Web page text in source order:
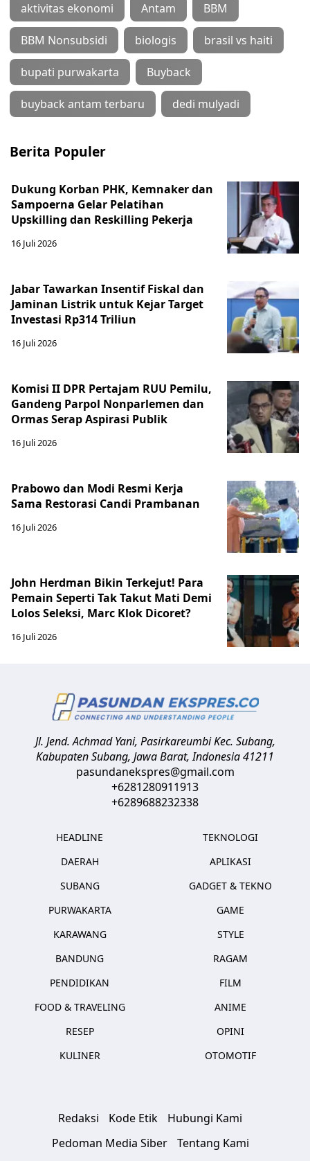
aktivitas ekonomi Antam BBM
BBM Nonsubsidi biologis brasil vs haiti
bupati purwakarta Buyback
buyback antam terbaru dedi mulyadi
Berita Populer
Dukung Korban PHK, Kemnaker dan
Sampoerna Gelar Pelatihan
Upskilling dan Reskilling Pekerja
16 Juli 2026
Jabar Tawarkan Insentif Fiskal dan
Jaminan Listrik untuk Kejar Target
Investasi Rp314 Triliun
16 Juli 2026
Komisi II DPR Pertajam RUU Pemilu,
Gandeng Parpol Nonparlemen dan
Ormas Serap Aspirasi Publik
16 Juli 2026
Prabowo dan Modi Resmi Kerja
Sama Restorasi Candi Prambanan
16 Juli 2026
John Herdman Bikin Terkejut! Para
Pemain Seperti Tak Takut Mati Demi
Lolos Seleksi, Marc Klok Dicoret?
16 Juli 2026
Jl. Jend. Achmad Yani, Pasirkareumbi Kec. Subang,
Kabupaten Subang, Jawa Barat,Indonesia41211
pasundanekspres@gmail.com
+6281280911913
+6289688232338
HEADLINE
DAERAH
SUBANG
PURWAKARTA
KARAWANG
BANDUNG
PENDIDIKAN
FOOD & TRAVELING
RESEP
KULINER
TEKNOLOGI
APLIKASI
GADGET & TEKNO
GAME
STYLE
RAGAM
FILM
ANIME
OPINI
OTOMOTIF
Redaksi Kode Etik
Hubungi Kami
Pedoman Media Siber
Tentang Kami